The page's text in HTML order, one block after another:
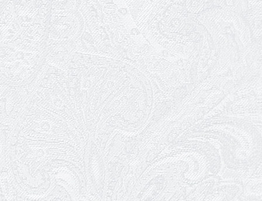
30.12.2025
Останні овації 2025 року
29.12.2025
Графік роботи каси 31 грудня та 1
січня
26.12.2025
Пішов з життя Микола Унтілов
24.12.2025
Вітаємо з 10-річчям вистави «Ніч
перед Різдвом»!